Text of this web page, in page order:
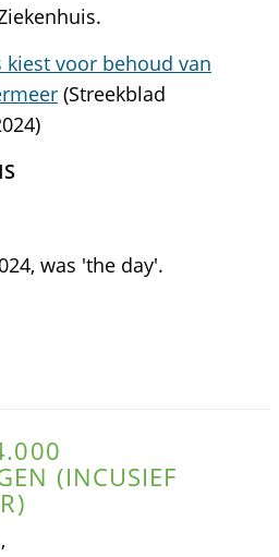
kiest voor behoud van
(Streekblad
was 'the day'.
(INCUSIEF